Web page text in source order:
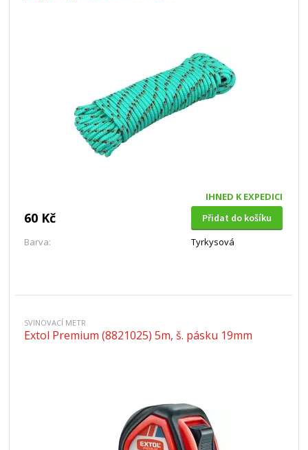
IHNED K EXPEDICI
60 Kč
Přidat do košíku
Barva:
Tyrkysová
SVINOVACÍ METR
Extol Premium (8821025) 5m, š. pásku 19mm